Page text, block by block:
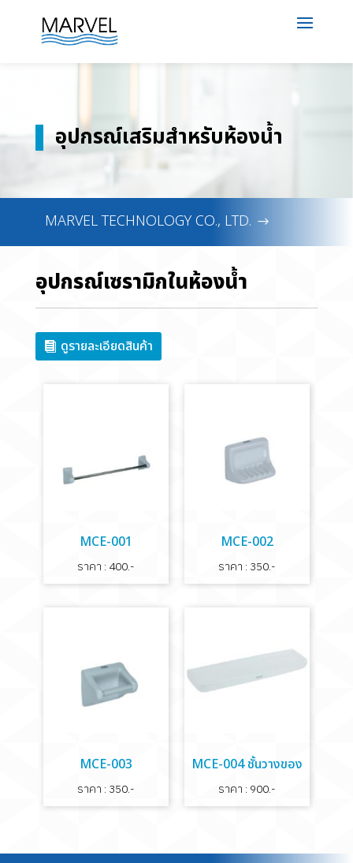
อุปกรณ์เสริมสำหรับห้องน้ำ
MARVEL TECHNOLOGY CO., LTD.
อุปกรณ์เซรามิกในห้องน้ำ
ดูรายละเอียดสินค้า
MCE-001
ราคา : 400.-
MCE-002
ราคา : 350.-
MCE-003
ราคา : 350.-
MCE-004 ชั้นวางของ
ราคา : 900.-